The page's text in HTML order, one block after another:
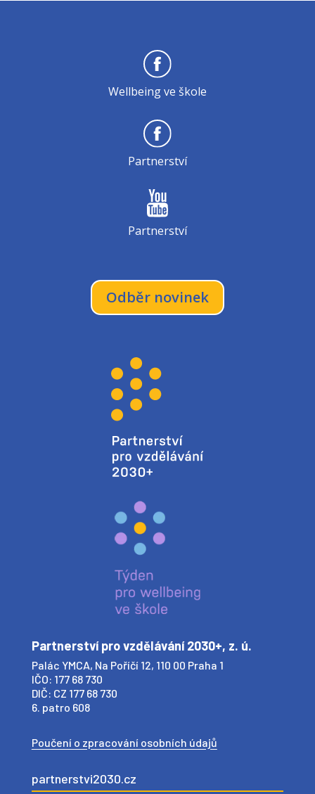
Wellbeing ve škole
Partnerství
Partnerství
Odběr novinek
Partnerství pro vzdělávání 2030+, z. ú.
Palác YMCA, Na Poříčí 12, 110 00 Praha 1
IČO: 177 68 730
DIČ: CZ 177 68 730
6. patro 608
Poučení o zpracování osobních údajů
partnerstvi2030.cz